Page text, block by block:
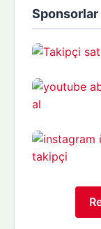
Sponsorlar